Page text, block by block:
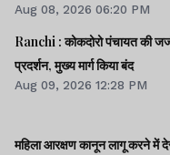
Aug 08, 2026 06:20 PM
Ranchi : कोकदोरो पंचायत की
प्रदर्शन, मुख्य मार्ग किया बंद
Aug 09, 2026 12:28 PM
महिला आरक्षण कानून लागू करने में देर क्यों? बिल को